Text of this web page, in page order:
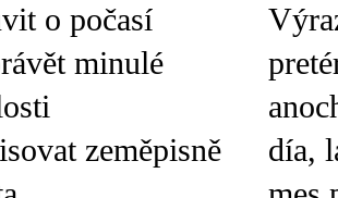
o počasí
minulé
zeměpisně
día,